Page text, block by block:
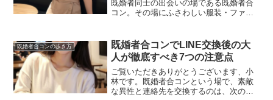
既婚者同士の出会いの場である既婚者合
コン。その場にふさわしい服装・ファッ
既婚者合コンに限らずちょっと社交の場
においては男性の方は...
既婚者合コンの歩き方
既婚者合コンでLINE交換後の大
人が徹底すべき7つの注意点
ご覧いただきありがとうございます、小
林です。既婚者合コンという場で、素敵
な異性と連絡先を交換するのは、次の楽